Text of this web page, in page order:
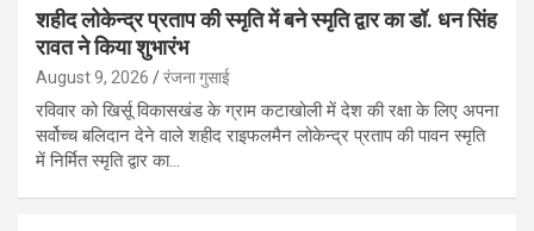
शहीद लोकेन्द्र प्रताप की स्मृति में बने स्मृति द्वार का डॉ. धन सिंह
रावत ने किया शुभारंभ
August 9, 2026 रंजना गुसाई
रविवार को खिर्सू विकासखंड के ग्राम कटाखोली में देश की रक्षा के लिए अपना
सर्वोच्च बलिदान देने वाले शहीद राइफलमैन लोकेन्द्र प्रताप की पावन स्मृति
में निर्मित स्मृति द्वार का…